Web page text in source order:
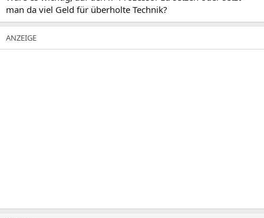
man da viel Geld für überholte Technik?